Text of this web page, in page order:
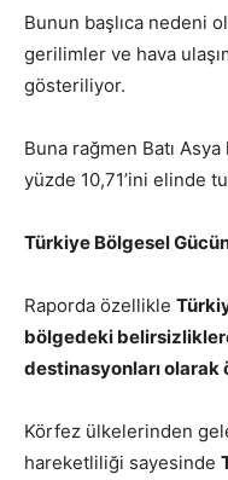
Bunun başlıca nedeni
gerilimler ve hava
gösteriliyor.
Buna rağmen Batı
yüzde 10,71’ini elinde
Türkiye Bölgesel
Raporda özellikle
bölgedeki
destinasyonları olarak
Körfez ülkelerinden
hareketliliği sayesinde